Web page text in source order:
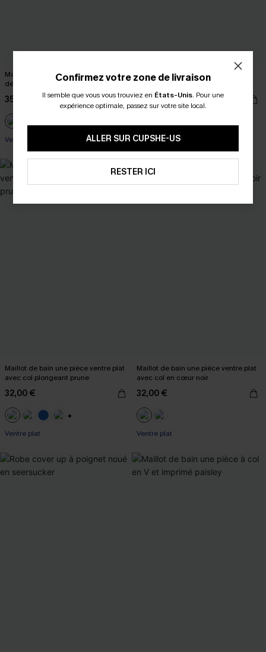
Maillot de bain une pièce fleuri
découpé à emballage jaune
35,00 €
Ventre plat
Bikini fleuri taille haute ventre plat
torsadé marron
32,00 €
Maillot de bain une pièce ventre plat
avec col plongeant prune
32,00 €
Ventre plat
Maillot de bain une pièce ventre plat
avec col en cœur noir
32,00 €
Ventre plat
Confirmez votre zone de livraison
Il semble que vous vous trouviez en États-Unis. Pour une
expérience optimale, passez sur votre site local.
ALLER SUR CUPSHE-US
RESTER ICI